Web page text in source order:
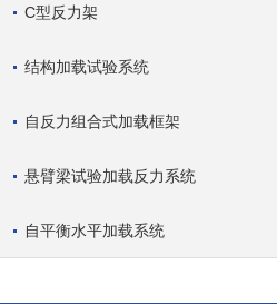
C型反力架
结构加载试验系统
自反力组合式加载框架
悬臂梁试验加载反力系统
自平衡水平加载系统